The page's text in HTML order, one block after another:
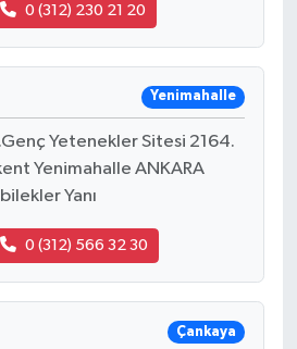
0 (312) 230 21 20
Yenimahalle
Yetenekler Sitesi 2164.
Yenimahalle ANKARA
Yanı
0 (312) 566 32 30
Çankaya